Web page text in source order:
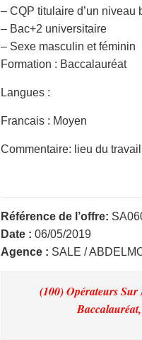
– CQP titulaire d’un niveau
– Bac+2 universitaire
– Sexe masculin et féminin
Formation : Baccalauréat
Langues :
Francais : Moyen
Commentaire: lieu du
Référence de l’offre:
Date : 06/05/2019
Agence : SALE /
(100) Opérateurs